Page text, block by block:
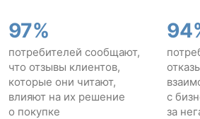
97%
потребителей сообщают,
что отзывы клиентов,
которые они читают,
влияют на их решение
о покупке
с
за